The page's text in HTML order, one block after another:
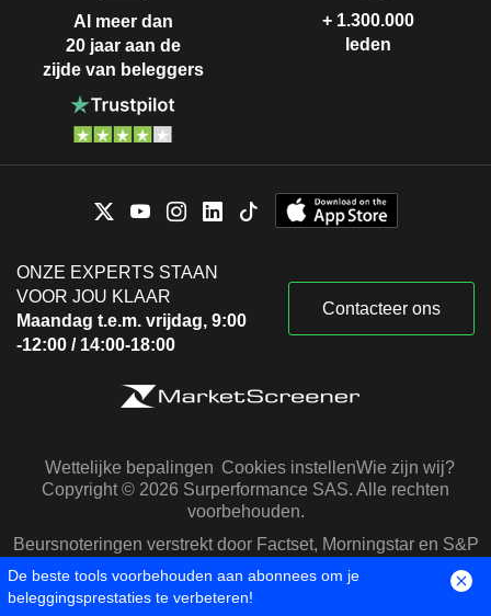
Al meer dan
20 jaar aan de
zijde van beleggers
+ 1.300.000
leden
ONZE EXPERTS STAAN
VOOR JOU KLAAR
Maandag t.e.m. vrijdag, 9:00
-12:00 / 14:00-18:00
Contacteer ons
Wettelijke bepalingen Cookies instellenWie zijn wij?
Copyright © 2026 Surperformance SAS. Alle rechten
voorbehouden.
Beursnoteringen verstrekt door Factset, Morningstar en S&P
Capital IQ
De beste tools voorbehouden aan abonnees om je
beleggingsprestaties te verbeteren!